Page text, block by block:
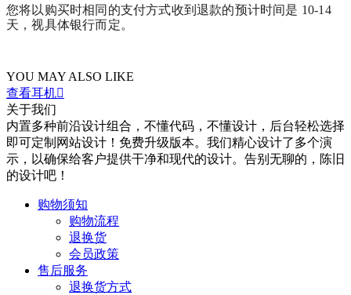
您将以购买时相同的支付方式收到退款的预计时间是 10-14
天，视具体银行而定。
YOU MAY ALSO LIKE
查看耳机
关于我们
内置多种前沿设计组合，不懂代码，不懂设计，后台轻松选择
即可定制网站设计！免费升级版本。我们精心设计了多个演
示，以确保给客户提供干净和现代的设计。告别无聊的，陈旧
的设计吧！
购物须知
购物流程
退换货
会员政策
售后服务
退换货方式